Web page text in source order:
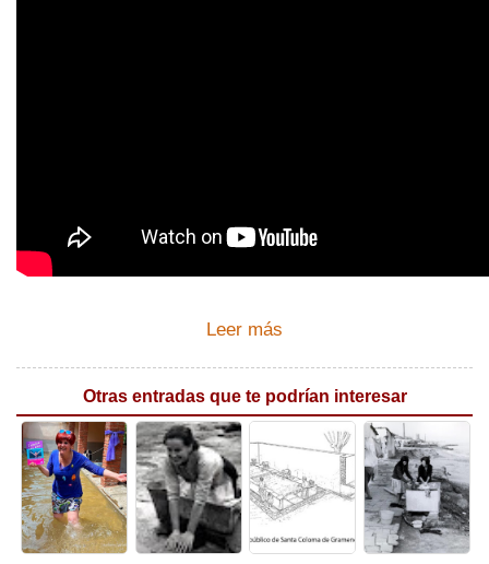
Leer más
Otras entradas que te podrían interesar